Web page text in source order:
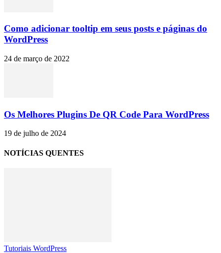
Como adicionar tooltip em seus posts e páginas do
WordPress
24 de março de 2022
Os Melhores Plugins De QR Code Para WordPress
19 de julho de 2024
NOTÍCIAS QUENTES
Tutoriais WordPress